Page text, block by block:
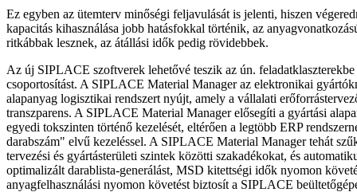
Ez egyben az ütemterv minőségi feljavulását is jelenti, hiszen
kapacitás kihasználása jobb hatásfokkal történik, az
ritkábbak lesznek, az átállási idők pedig rövidebbek.
Az új SIPLACE szoftverek lehetővé teszik az ún. feladatklaszterekbe
csoportosítást. A SIPLACE Material Manager az elektronikai
alapanyag logisztikai rendszert nyújt, amely a vállalati
transzparens. A SIPLACE Material Manager elősegíti a gyártási
egyedi tokszinten történő kezelését, eltérően a legtöbb ERP
darabszám" elvű kezeléssel. A SIPLACE Material Manager tehát
tervezési és gyártásterületi szintek közötti szakadékokat, és
optimalizált darablista-generálást, MSD kitettségi idők nyomon
anyagfelhasználási nyomon követést biztosít a SIPLACE